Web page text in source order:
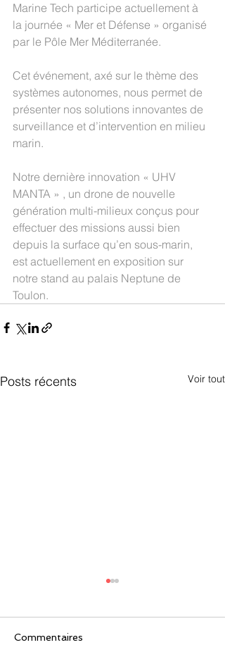
Marine Tech participe actuellement à
la journée « Mer et Défense » organisé
par le Pôle Mer Méditerranée.
Cet événement, axé sur le thème des
systèmes autonomes, nous permet de
présenter nos solutions innovantes de
surveillance et d’intervention en milieu
marin.
Notre dernière innovation « UHV
MANTA » , un drone de nouvelle
génération multi-milieux conçus pour
effectuer des missions aussi bien
depuis la surface qu’en sous-marin,
est actuellement en exposition sur
notre stand au palais Neptune de
Toulon.
Posts récents Voir tout
Commentaires